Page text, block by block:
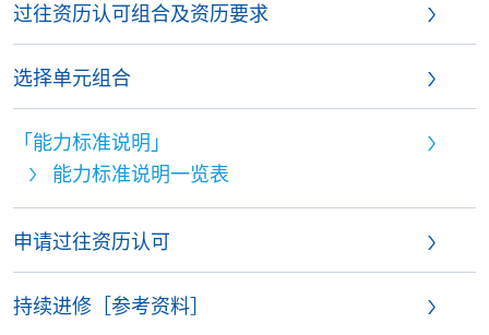
过往资历认可组合及资历要求
选择单元组合
「能力标准说明」
能力标准说明一览表
申请过往资历认可
持续进修［参考资料］